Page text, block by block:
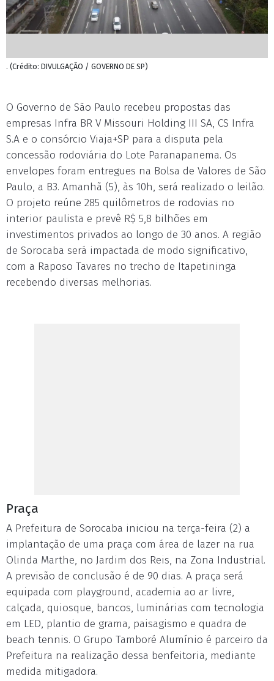
. (Crédito: DIVULGAÇÃO / GOVERNO DE SP)
O Governo de São Paulo recebeu propostas das
empresas Infra BR V Missouri Holding III SA, CS Infra
S.A e o consórcio Viaja+SP para a disputa pela
concessão rodoviária do Lote Paranapanema. Os
envelopes foram entregues na Bolsa de Valores de São
Paulo, a B3. Amanhã (5), às 10h, será realizado o leilão.
O projeto reúne 285 quilômetros de rodovias no
interior paulista e prevê R$ 5,8 bilhões em
investimentos privados ao longo de 30 anos. A região
de Sorocaba será impactada de modo significativo,
com a Raposo Tavares no trecho de Itapetininga
recebendo diversas melhorias.
Praça
A Prefeitura de Sorocaba iniciou na terça-feira (2) a
implantação de uma praça com área de lazer na rua
Olinda Marthe, no Jardim dos Reis, na Zona Industrial.
A previsão de conclusão é de 90 dias. A praça será
equipada com playground, academia ao ar livre,
calçada, quiosque, bancos, luminárias com tecnologia
em LED, plantio de grama, paisagismo e quadra de
beach tennis. O Grupo Tamboré Alumínio é parceiro da
Prefeitura na realização dessa benfeitoria, mediante
medida mitigadora.